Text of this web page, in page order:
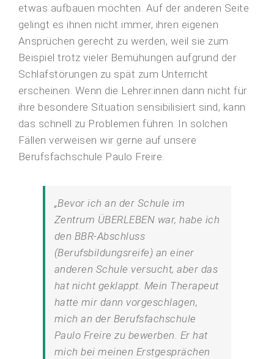
etwas aufbauen möchten. Auf der anderen Seite
gelingt es ihnen nicht immer, ihren eigenen
Ansprüchen gerecht zu werden, weil sie zum
Beispiel trotz vieler Bemühungen aufgrund der
Schlafstörungen zu spät zum Unterricht
erscheinen. Wenn die Lehrer:innen dann nicht für
ihre besondere Situation sensibilisiert sind, kann
das schnell zu Problemen führen. In solchen
Fällen verweisen wir gerne auf unsere
Berufsfachschule Paulo Freire.
„Bevor ich an der Schule im
Zentrum ÜBERLEBEN war, habe ich
den BBR-Abschluss
(Berufsbildungsreife) an einer
anderen Schule versucht, aber das
hat nicht geklappt. Mein Therapeut
hatte mir dann vorgeschlagen,
mich an der Berufsfachschule
Paulo Freire zu bewerben. Er hat
mich bei meinen Erstgesprächen